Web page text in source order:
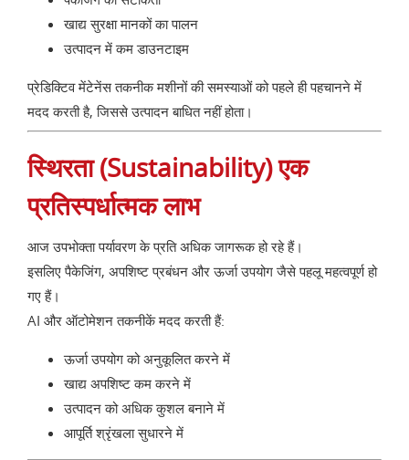
खाद्य सुरक्षा मानकों का पालन
उत्पादन में कम डाउनटाइम
प्रेडिक्टिव मेंटेनेंस तकनीक मशीनों की समस्याओं को पहले ही पहचानने में
मदद करती है, जिससे उत्पादन बाधित नहीं होता।
स्थिरता (Sustainability) एक
प्रतिस्पर्धात्मक लाभ
आज उपभोक्ता पर्यावरण के प्रति अधिक जागरूक हो रहे हैं।
इसलिए पैकेजिंग, अपशिष्ट प्रबंधन और ऊर्जा उपयोग जैसे पहलू महत्वपूर्ण हो
गए हैं।
AI और ऑटोमेशन तकनीकें मदद करती हैं:
ऊर्जा उपयोग को अनुकूलित करने में
खाद्य अपशिष्ट कम करने में
उत्पादन को अधिक कुशल बनाने में
आपूर्ति श्रृंखला सुधारने में